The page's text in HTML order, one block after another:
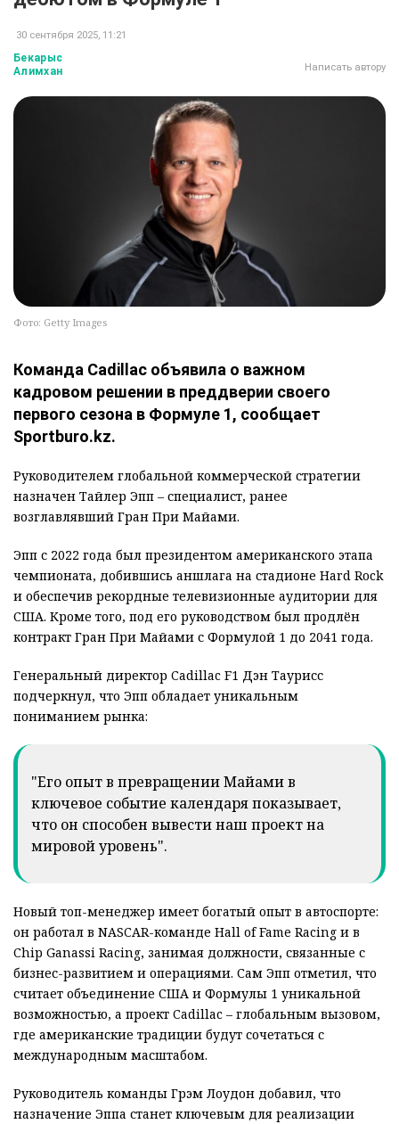
30 сентября 2025, 11:21
Бекарыс
Алимхан
Написать автору
Фото: Getty Images
Команда Cadillac объявила о важном
кадровом решении в преддверии своего
первого сезона в Формуле 1, сообщает
Sportburo.kz.
Руководителем глобальной коммерческой стратегии
назначен Тайлер Эпп – специалист, ранее
возглавлявший Гран При Майами.
Эпп с 2022 года был президентом американского этапа
чемпионата, добившись аншлага на стадионе Hard Rock
и обеспечив рекордные телевизионные аудитории для
США. Кроме того, под его руководством был продлён
контракт Гран При Майами с Формулой 1 до 2041 года.
Генеральный директор Cadillac F1 Дэн Таурисс
подчеркнул, что Эпп обладает уникальным
пониманием рынка:
"Его опыт в превращении Майами в
ключевое событие календаря показывает,
что он способен вывести наш проект на
мировой уровень".
Новый топ-менеджер имеет богатый опыт в автоспорте:
он работал в NASCAR-команде Hall of Fame Racing и в
Chip Ganassi Racing, занимая должности, связанные с
бизнес-развитием и операциями. Сам Эпп отметил, что
считает объединение США и Формулы 1 уникальной
возможностью, а проект Cadillac – глобальным вызовом,
где американские традиции будут сочетаться с
международным масштабом.
Руководитель команды Грэм Лоудон добавил, что
назначение Эппа станет ключевым для реализации